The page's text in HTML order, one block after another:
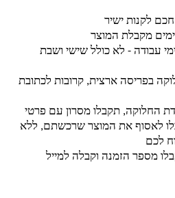
לקנות ישיר
אספקה - עד 15-20 ימי עבודה - לא כולל שישי ושבת
בפריסה ארצית, קרובות לכתובת
החלוקה, תקבלו מסרון עם פרטי
לאסוף את המוצר שרכשתם, ללא
לכם
מספר הזמנה וקבלה למייל